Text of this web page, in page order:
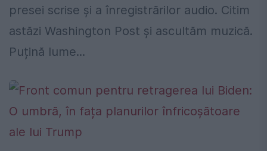
presei scrise și a înregistrărilor audio. Citim
astăzi Washington Post și ascultăm muzică.
Puțină lume...